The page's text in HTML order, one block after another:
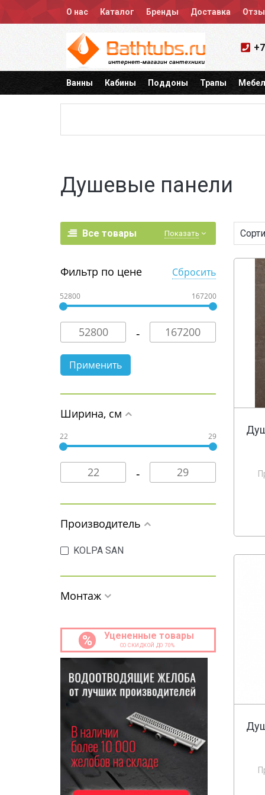
О нас Каталог Бренды Доставка
Ванны Кабины Поддоны Трапы
Душевые панели
Все товары Показать
Фильтр по цене Сбросить
52800 167200
Ширина, см
22 29
Производитель
KOLPA SAN
Монтаж
% Уцененные товары
СО СКИДКОЙ ДО 70%